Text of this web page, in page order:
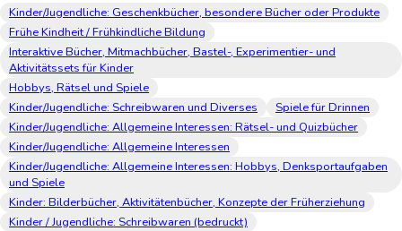
Kinder/Jugendliche: Geschenkbücher, besondere Bücher oder Produkte
Frühe Kindheit / Frühkindliche Bildung
Interaktive Bücher, Mitmachbücher, Bastel-, Experimentier- und
Aktivitätssets für Kinder
Hobbys, Rätsel und Spiele
Kinder/Jugendliche: Schreibwaren und Diverses
Spiele für Drinnen
Kinder/Jugendliche: Allgemeine Interessen: Rätsel- und Quizbücher
Kinder/Jugendliche: Allgemeine Interessen
Kinder/Jugendliche: Allgemeine Interessen: Hobbys, Denksportaufgaben
und Spiele
Kinder: Bilderbücher, Aktivitätenbücher, Konzepte der Früherziehung
Kinder / Jugendliche: Schreibwaren (bedruckt)